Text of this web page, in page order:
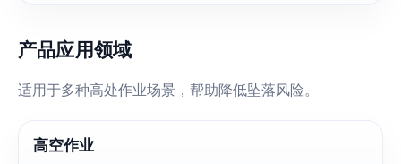
产品应用领域
适用于多种高处作业场景，帮助降低坠落风险。
高空作业